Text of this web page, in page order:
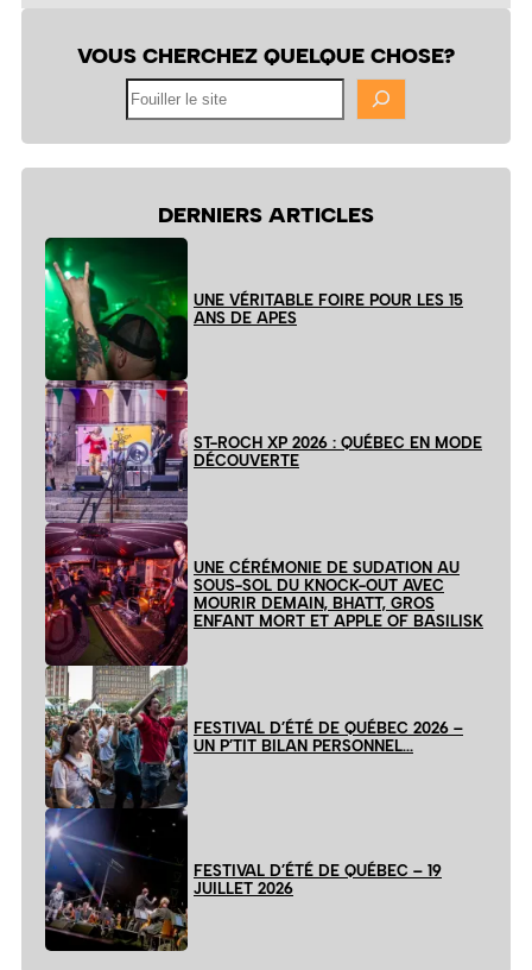
VOUS CHERCHEZ QUELQUE CHOSE?
DERNIERS ARTICLES
UNE VÉRITABLE FOIRE POUR LES 15
ANS DE APES
ST-ROCH XP 2026 : QUÉBEC EN MODE
DÉCOUVERTE
UNE CÉRÉMONIE DE SUDATION AU
SOUS-SOL DU KNOCK-OUT AVEC
MOURIR DEMAIN, BHATT, GROS
ENFANT MORT ET APPLE OF BASILISK
FESTIVAL D’ÉTÉ DE QUÉBEC 2026 –
UN P’TIT BILAN PERSONNEL…
FESTIVAL D’ÉTÉ DE QUÉBEC – 19
JUILLET 2026